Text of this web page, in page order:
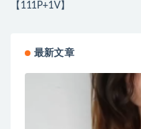
【111P+1V】
最新文章